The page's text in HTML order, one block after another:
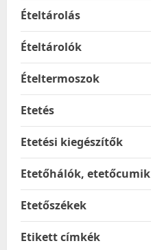
Ételtárolás
Ételtárolók
Ételtermoszok
Etetés
Etetési kiegészítők
Etetőhálók, etetőcumik
Etetőszékek
Etikett címkék